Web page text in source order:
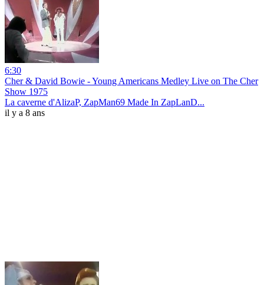
6:30
Cher & David Bowie - Young Americans Medley Live on The Cher
Show 1975
La caverne d'AlizaP, ZapMan69 Made In ZapLanD...
il y a 8 ans